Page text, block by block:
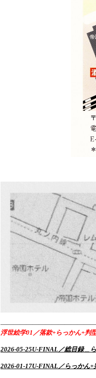
浮世絵学01／落款+らっかん+
2026-05-25U-FINAL／総目録＿
2026-01-17U-FINAL／らっかん